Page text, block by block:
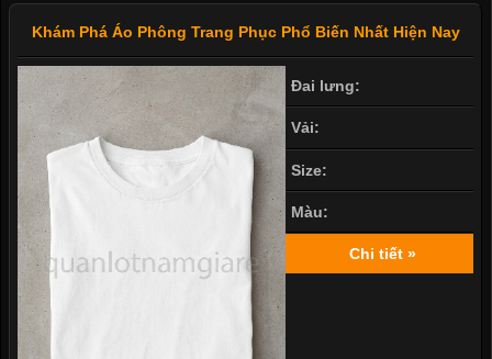
Khám Phá Áo Phông Trang Phục Phổ Biến Nhất Hiện Nay
Đai lưng:
Vải:
Size:
Màu:
Chi tiết »